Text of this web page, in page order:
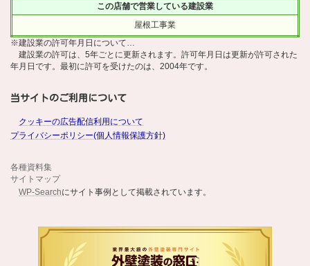
この店舗で営業している建設業
屋根工事業
※建設業の許可年月日について…
建設業の許可は、5年ごとに更新されます。許可年月日は更新が許可された
年月日です。最初に許可を受けたのは、2004年です。
当サイトのご利用について
クッキーの広告配信利用について
プライバシーポリシー(個人情報保護方針)
各種資料集
サイトマップ
WP-Searchにサイト事例として掲載されています。